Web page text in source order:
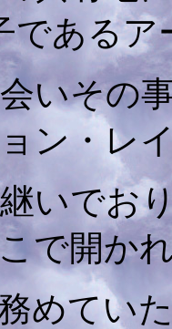
であるア
いその
ン・レ
いでお
こで開か
めてい